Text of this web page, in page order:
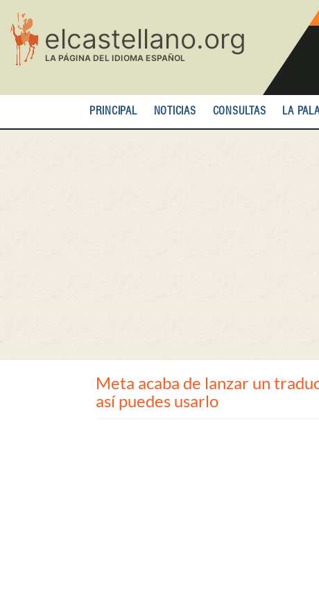
contenido
principal
PRINCIPAL NOTICIAS CONSULTAS LA
Meta acaba de lanzar un
así puedes usarlo